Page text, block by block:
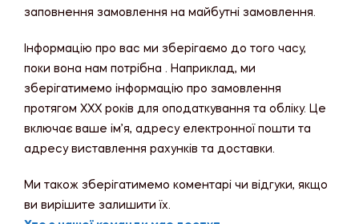
заповнення замовлення на майбутні замовлення.
Інформацію про вас ми зберігаємо до того часу,
поки вона нам потрібна . Наприклад, ми
зберігатимемо інформацію про замовлення
протягом XXX років для оподаткування та обліку. Це
включає ваше ім’я, адресу електронної пошти та
адресу виставлення рахунків та доставки.
Ми також зберігатимемо коментарі чи відгуки, якщо
ви вирішите залишити їх.